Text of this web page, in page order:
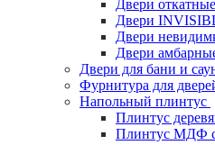
Двери откатные
Двери
Двери
Двери
Двери для бани и
Фурнитура для
Напольный плинтус
Плинтус
Плинтус МДФ с